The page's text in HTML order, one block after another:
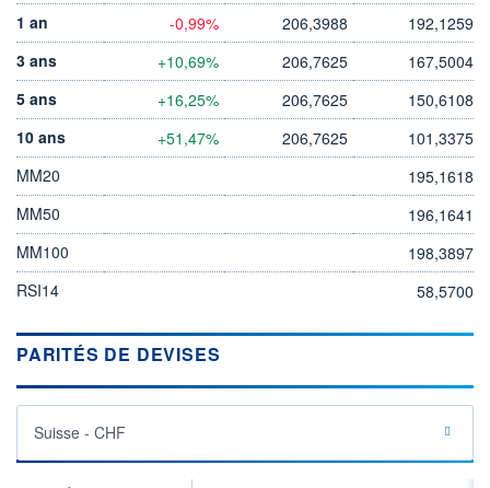
1 an
-0,99% 206,3988
192,1259
3 ans
+10,69% 206,7625
167,5004
5 ans
+16,25% 206,7625
150,6108
10 ans
+51,47% 206,7625
101,3375
MM20
195,1618
MM50
196,1641
MM100
198,3897
RSI14
58,5700
PARITÉS DE DEVISES
Suisse - CHF